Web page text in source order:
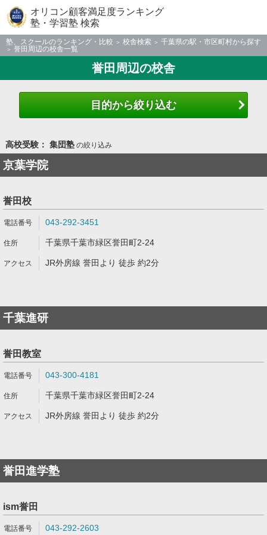
オリコン顧客満足度ランキング
塾・学習塾 検索
塾、スクールのランキング・比較 校舎検索
千葉県の駅・市区町村から探す
誉田周辺の校舎一覧
誉田周辺の校舎
目的から絞り込む
高校受験： 集団塾の絞り込み
京葉学院
誉田校
043-292-3451
千葉県千葉市緑区誉田町2-24
JR外房線 誉田より 徒歩 約2分
千葉進研
誉田教室
043-300-4181
千葉県千葉市緑区誉田町2-24
JR外房線 誉田より 徒歩 約2分
誉田進学塾
ism誉田
043-292-2603